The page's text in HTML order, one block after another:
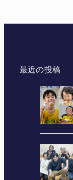
最近の投稿